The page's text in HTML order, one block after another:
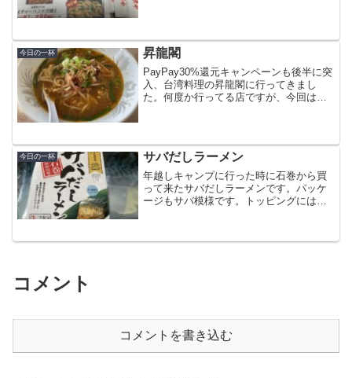
ころ、1,...
今日の一杯 昇龍閣
PayPay30%還元キャンペーンも後半に突
入、台湾料理の昇龍閣に行ってきまし
た。何度か行ってる店ですが、今回は初
だったので頼んだも...
今日の一杯 サバだしラーメン
年越しキャンプに行った時に石巻から買
って来たサバだしラーメンです。パッケ
ージもサバ模様です。トッピングにはサ
した。
コメント
コメントを書き込む